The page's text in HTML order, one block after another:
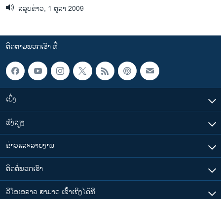
ສລຸບຂ່າວ, 1 ຕຸລາ 2009
ຕິດຕາມພວກເຮົາ ທີ່
ເບິ່ງ
ຟັງສຽງ
ຂ່າວແລະລາຍງານ
ຕິດຕໍ່ພວກເຮົາ
ວີໂອເອລາວ ສາມາດ ເຂົ້າເຖິງໄດ້ທີ່